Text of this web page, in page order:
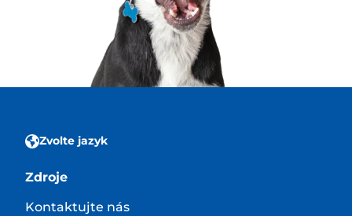
Zvolte jazyk
Zdroje
Kontaktujte nás